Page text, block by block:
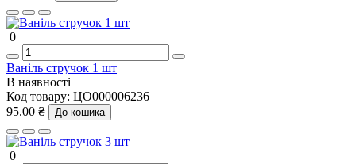
0
Ваніль стручок 1 шт
В наявності
Код товару: ЦО000006236
95.00 ₴
До кошика
0